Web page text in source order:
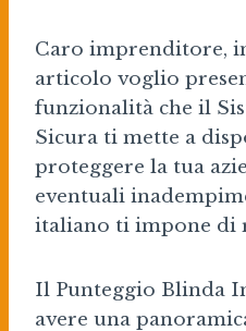
Caro imprenditore,
articolo voglio
funzionalità che il
Sicura ti mette a
proteggere la tua
eventuali
italiano ti impone di
Il Punteggio Blinda
avere una